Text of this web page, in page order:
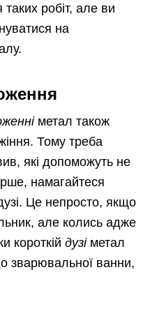
робіт, але ви
на
метал також
Тому треба
які допоможуть не
намагайтеся
Це непросто, якщо
але колись адже
короткій дузі метал
зварювальної ванни,